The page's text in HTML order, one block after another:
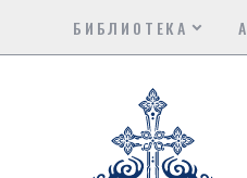
БИБЛИОТЕКА